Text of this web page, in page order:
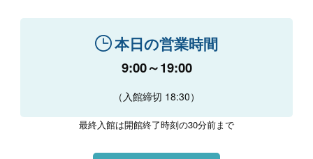
本日の営業時間
9:00～19:00
（入館締切 18:30）
最終入館は開館終了時刻の30分前まで